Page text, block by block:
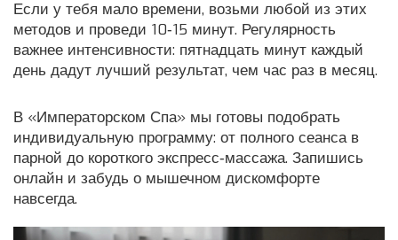
Если у тебя мало времени, возьми любой из этих
методов и проведи 10‑15 минут. Регулярность
важнее интенсивности: пятнадцать минут каждый
день дадут лучший результат, чем час раз в месяц.
В «Императорском Спа» мы готовы подобрать
индивидуальную программу: от полного сеанса в
парной до короткого экспресс‑массажа. Запишись
онлайн и забудь о мышечном дискомфорте
навсегда.